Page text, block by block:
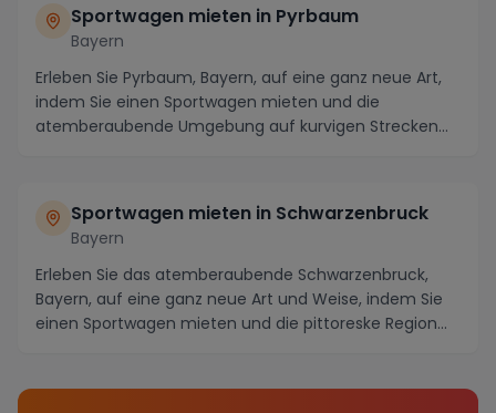
Sportwagen mieten in Pyrbaum
Bayern
Erleben Sie Pyrbaum, Bayern, auf eine ganz neue Art,
indem Sie einen Sportwagen mieten und die
atemberaubende Umgebung auf kurvigen Strecken
Sportwagen mieten in Schwarzenbruck
Bayern
Erleben Sie das atemberaubende Schwarzenbruck,
Bayern, auf eine ganz neue Art und Weise, indem Sie
einen Sportwagen mieten und die pittoreske Region